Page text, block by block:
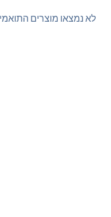
לא נמצאו מוצרים